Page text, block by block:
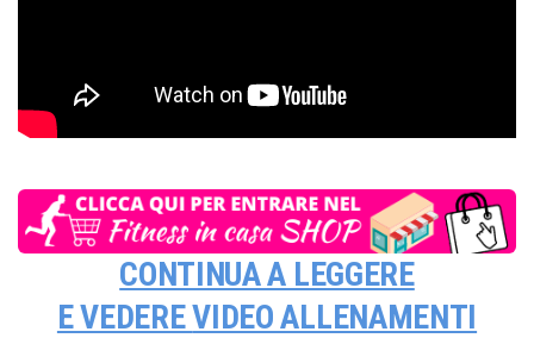
CONTINUA A LEGGERE
E VEDEREVIDEO ALLENAMENTI